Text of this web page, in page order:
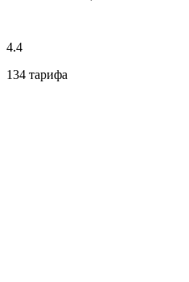
4.4
134 тарифа